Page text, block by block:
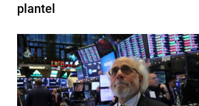
plantel